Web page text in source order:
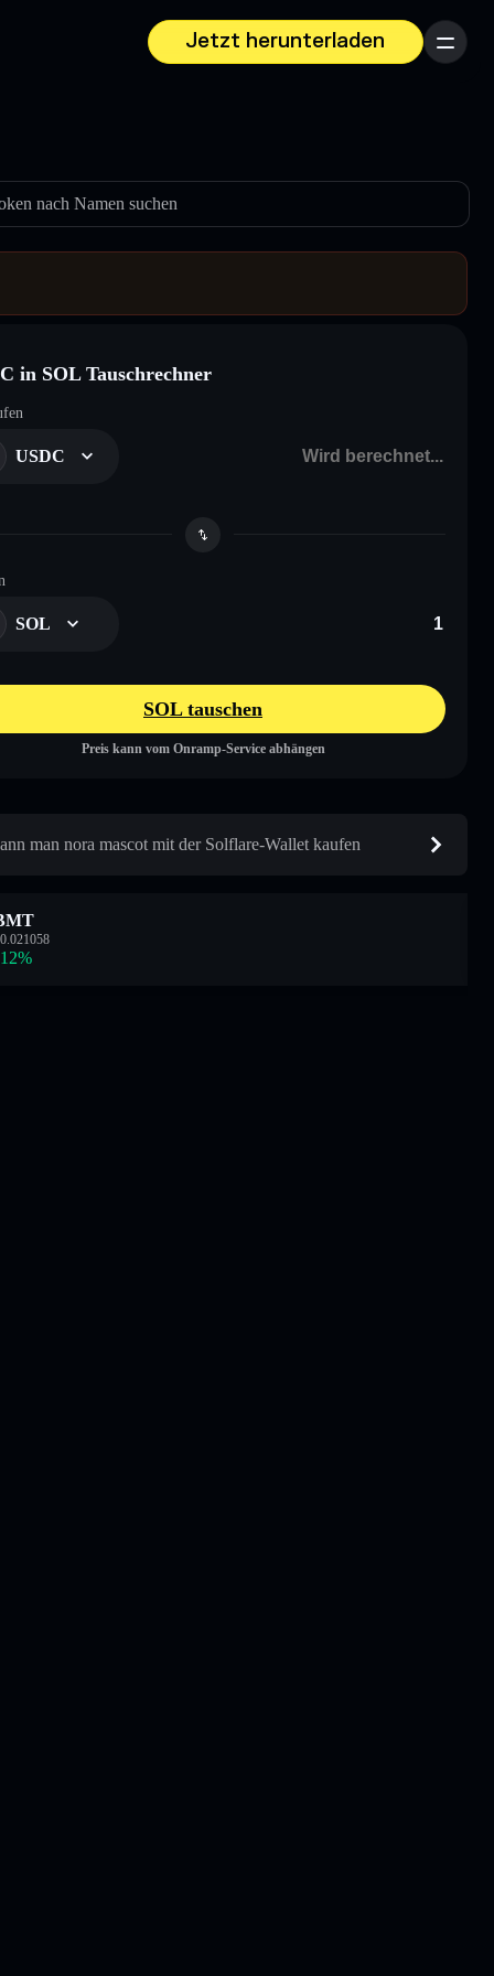
Jetzt herunterladen
Menü
nach Namen suchen
in SOL Tauschrechner
USDC
SOL
SOL tauschen
Preis kann vom Onramp-Service abhängen
man nora mascot mit der Solflare-Wallet kaufen
0.021058
%